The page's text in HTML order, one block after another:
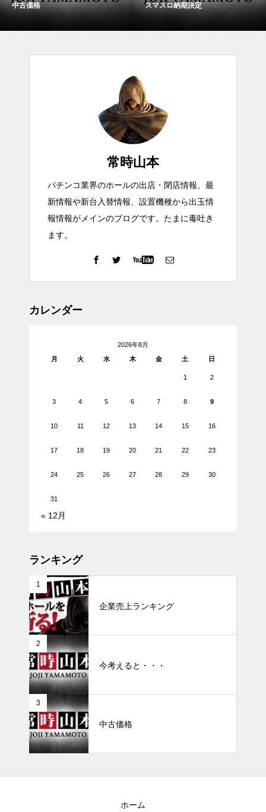
中古価格
スマスロ納期決定
常時山本
パチンコ業界のホールの出店・閉店情報、最
新情報や新台入替情報、設置機種から出玉情
報情報がメインのブログです。たまに毒吐き
ます。
カレンダー
2026年8月
月
火 水 木 金 土 日
1 2
3 4 5 6 7 8 9
10 11 12 13 14 15 16
17 18 19 20 21 22 23
24 25 26 27 28 29 30
31
« 12月
ランキング
1
企業売上ランキング
2
今考えると・・・
3
中古価格
ホーム